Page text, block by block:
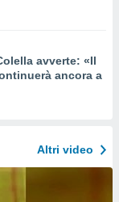
avverte: «Il
ancora a
Altri video